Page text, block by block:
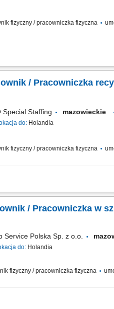
fizyczny / pracowniczka fizyczna
całkowite wynagrodzenie
/ Pracowniczka
Special Staffing mazowieckie
do: Holandia
fizyczny / pracowniczka fizyczna
ręczne i mechaniczne
/ Pracowniczka w
Service Polska Sp. z o.o.
do: Holandia
fizyczny / pracowniczka fizyczna